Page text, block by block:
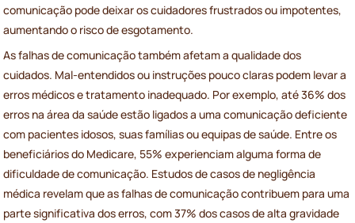
comunicação pode deixar os cuidadores frustrados ou impotentes,
aumentando o risco de esgotamento.
As falhas de comunicação também afetam a qualidade dos
cuidados. Mal-entendidos ou instruções pouco claras podem levar a
erros médicos e tratamento inadequado. Por exemplo, até 36% dos
erros na área da saúde estão ligados a uma comunicação deficiente
com pacientes idosos, suas famílias ou equipas de saúde. Entre os
beneficiários do Medicare, 55% experienciam alguma forma de
dificuldade de comunicação. Estudos de casos de negligência
médica revelam que as falhas de comunicação contribuem para uma
parte significativa dos erros, com 37% dos casos de alta gravidade